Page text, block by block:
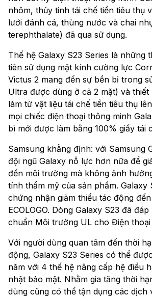
nhôm, thủy tinh tái chế tiền tiêu thụ
lưới đánh cá, thùng nước và chai
terephthalate) đã qua sử dụng.
Thế hệ Galaxy S23 Series là những
tiên sử dụng mặt kính cường lực
Victus 2 mang đến sự bền bỉ trong
Ultra được dùng ở cả 2 mặt) và
làm từ vật liệu tái chế tiền tiêu thụ
mọi chiếc điện thoại thông minh
bì mới được làm bằng 100% giấy tái
Samsung khẳng định: với Samsung
đội ngũ Galaxy nỗ lực hơn nữa để
đến môi trường mà không ảnh
tính thẩm mỹ của sản phẩm. Galaxy
chứng nhận giảm thiểu tác động
ECOLOGO. Dòng Galaxy S23 đã
chuẩn Môi trường UL cho Điện
Với người dùng quan tâm đến thời
động, Galaxy S23 Series có thể
năm với 4 thế hệ nâng cấp hệ điều
nhật bảo mật. Nhằm gia tăng thời
dùng cũng có thể tận dụng các dịch